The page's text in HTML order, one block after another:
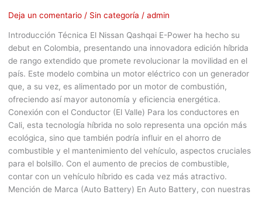
Deja un comentario / Sin categoría / admin
Introducción Técnica El Nissan Qashqai E-Power ha hecho su
debut en Colombia, presentando una innovadora edición híbrida
de rango extendido que promete revolucionar la movilidad en el
país. Este modelo combina un motor eléctrico con un generador
que, a su vez, es alimentado por un motor de combustión,
ofreciendo así mayor autonomía y eficiencia energética.
Conexión con el Conductor (El Valle) Para los conductores en
Cali, esta tecnología híbrida no solo representa una opción más
ecológica, sino que también podría influir en el ahorro de
combustible y el mantenimiento del vehículo, aspectos cruciales
para el bolsillo. Con el aumento de precios de combustible,
contar con un vehículo híbrido es cada vez más atractivo.
Mención de Marca (Auto Battery) En Auto Battery, con nuestras